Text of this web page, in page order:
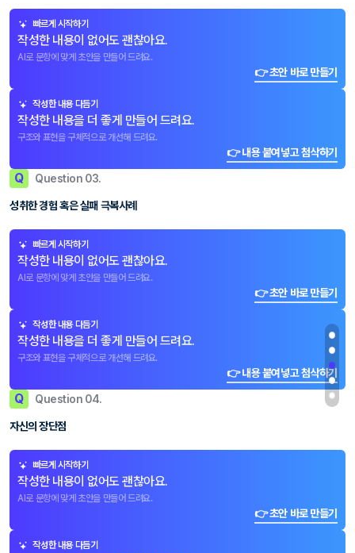
빠르게 시작하기
작성한 내용이 없어도 괜찮아요.
AI로 문항에 맞게 초안을 만들어 드려요.
👉 초안 바로 만들기
작성한 내용 다듬기
작성한 내용을 더 좋게 만들어 드려요.
구조와 표현을 구체적으로 개선해 드려요.
👉 내용 붙여넣고 첨삭하기
Q Question 03.
성취한 경험 혹은 실패 극복사례
빠르게 시작하기
작성한 내용이 없어도 괜찮아요.
AI로 문항에 맞게 초안을 만들어 드려요.
👉 초안 바로 만들기
작성한 내용 다듬기
작성한 내용을 더 좋게 만들어 드려요.
구조와 표현을 구체적으로 개선해 드려요.
👉 내용 붙여넣고 첨삭하기
Q Question 04.
자신의 장단점
빠르게 시작하기
작성한 내용이 없어도 괜찮아요.
AI로 문항에 맞게 초안을 만들어 드려요.
👉 초안 바로 만들기
작성한 내용 다듬기